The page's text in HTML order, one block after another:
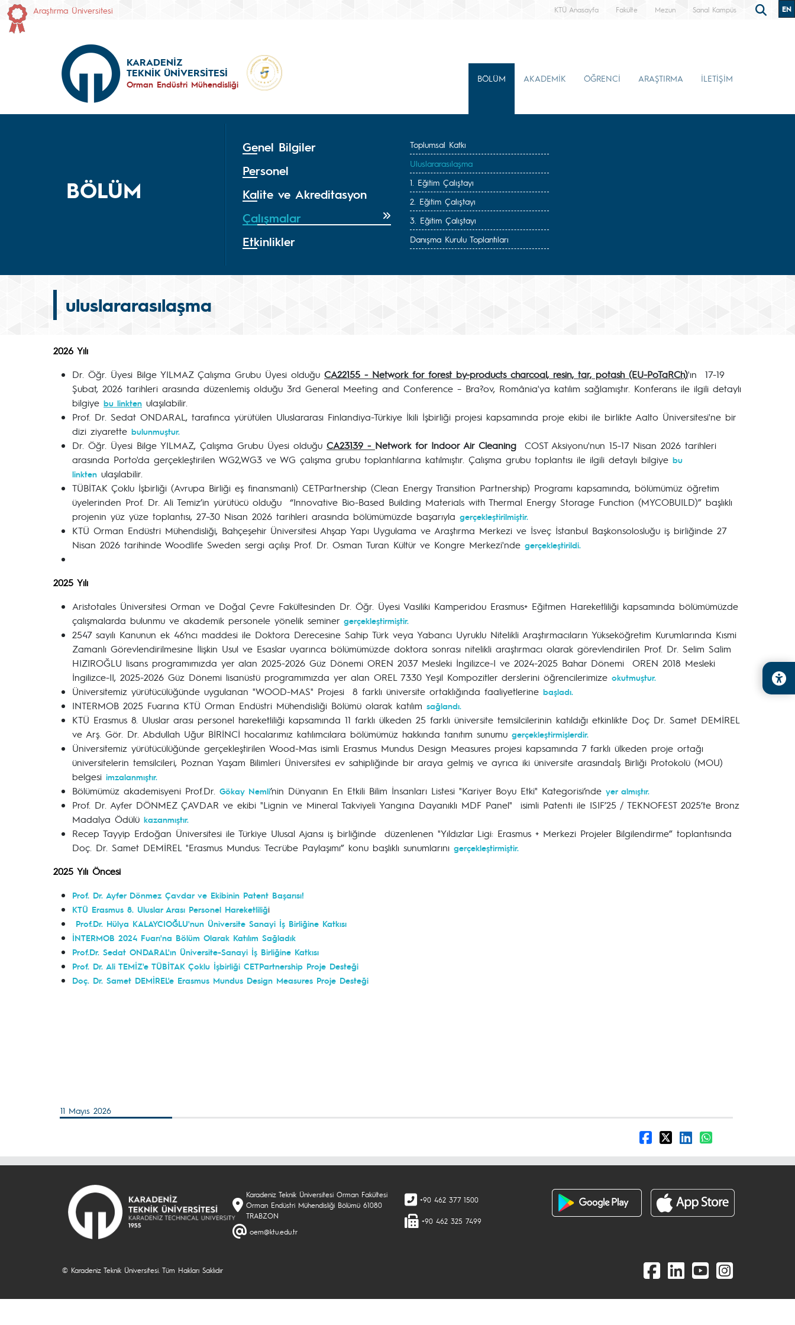
Araştırma Üniversitesi KTÜ Anasayfa Fakülte Mezun Sanal Kampüs EN
KARADENİZ
TEKNİK ÜNİVERSİTESİ
Orman Endüstri Mühendisliği
BÖLÜM AKADEMİK ÖĞRENCİ ARAŞTIRMA İLETİŞİM
BÖLÜM
Genel Bilgiler
Personel
Kalite ve Akreditasyon
Çalışmalar
Etkinlikler
Toplumsal Katkı
Uluslararasılaşma
1. Eğitim Çalıştayı
2. Eğitim Çalıştayı
3. Eğitim Çalıştayı
Danışma Kurulu Toplantıları
uluslararasılaşma
2026 Yılı
Dr. Öğr. Üyesi Bilge YILMAZ Çalışma Grubu Üyesi olduğu CA22155 - Network for forest by-products charcoal, resin, tar, potash (EU-PoTaRCh)'ın 17-19
Şubat, 2026 tarihleri arasında düzenlemiş olduğu 3rd General Meeting and Conference – Bra?ov, România'ya katılım sağlamıştır. Konferans ile ilgili detaylı
bilgiye bu linkten ulaşılabilir.
Prof. Dr. Sedat ONDARAL, tarafınca yürütülen Uluslararası Finlandiya-Türkiye İkili İşbirliği projesi kapsamında proje ekibi ile birlikte Aalto Üniversitesi'ne bir
dizi ziyarette bulunmuştur.
Dr. Öğr. Üyesi Bilge YILMAZ, Çalışma Grubu Üyesi olduğu CA23139 - Network for Indoor Air Cleaning COST Aksiyonu'nun 15-17 Nisan 2026 tarihleri
arasında Porto'da gerçekleştirilen WG2,WG3 ve WG çalışma grubu toplantılarına katılmıştır. Çalışma grubu toplantısı ile ilgili detaylı bilgiye bu
linkten ulaşılabilir.
TÜBİTAK Çoklu İşbirliği (Avrupa Birliği eş finansmanlı) CETPartnership (Clean Energy Transition Partnership) Programı kapsamında, bölümümüz öğretim
üyelerinden Prof. Dr. Ali Temiz’in yürütücü olduğu “Innovative Bio-Based Building Materials with Thermal Energy Storage Function (MYCOBUILD)” başlıklı
projenin yüz yüze toplantısı, 27–30 Nisan 2026 tarihleri arasında bölümümüzde başarıyla gerçekleştirilmiştir.
KTÜ Orman Endüstri Mühendisliği, Bahçeşehir Üniversitesi Ahşap Yapı Uygulama ve Araştırma Merkezi ve İsveç İstanbul Başkonsolosluğu iş birliğinde 27
Nisan 2026 tarihinde Woodlife Sweden sergi açılışı Prof. Dr. Osman Turan Kültür ve Kongre Merkezi'nde gerçekleştirildi.
2025 Yılı
Aristotales Üniversitesi Orman ve Doğal Çevre Fakültesinden Dr. Öğr. Üyesi Vasiliki Kamperidou Erasmus+ Eğitmen Hareketliliği kapsamında bölümümüzde
çalışmalarda bulunmu ve akademik personele yönelik seminer gerçekleştirmiştir.
2547 sayılı Kanunun ek 46’ncı maddesi ile Doktora Derecesine Sahip Türk veya Yabancı Uyruklu Nitelikli Araştırmacıların Yükseköğretim Kurumlarında Kısmi
Zamanlı Görevlendirilmesine İlişkin Usul ve Esaslar uyarınca bölümümüzde doktora sonrası nitelikli araştırmacı olarak görevlendirilen Prof. Dr. Selim Salim
HIZIROĞLU lisans programımızda yer alan 2025-2026 Güz Dönemi OREN 2037 Mesleki İngilizce-I ve 2024-2025 Bahar Dönemi OREN 2018 Mesleki
İngilizce-II, 2025-2026 Güz Dönemi lisanüstü programımızda yer alan OREL 7330 Yeşil Kompozitler derslerini öğrencilerimize okutmuştur.
Üniversitemiz yürütücülüğünde uygulanan "WOOD-MAS" Projesi 8 farklı üniversite ortaklığında faaliyetlerine başladı.
INTERMOB 2025 Fuarına KTÜ Orman Endüstri Mühendisliği Bölümü olarak katılım sağlandı.
KTÜ Erasmus 8. Uluslar arası personel hareketliliği kapsamında 11 farklı ülkeden 25 farklı üniversite temsilcilerinin katıldığı etkinlikte Doç Dr. Samet DEMİREL
ve Arş. Gör. Dr. Abdullah Uğur BİRİNCİ hocalarımız katılımcılara bölümümüz hakkında tanıtım sunumu gerçekleştirmişlerdir.
Üniversitemiz yürütücülüğünde gerçekleştirilen Wood-Mas isimli Erasmus Mundus Design Measures projesi kapsamında 7 farklı ülkeden proje ortağı
üniversitelerin temsilcileri, Poznan Yaşam Bilimleri Üniversitesi ev sahipliğinde bir araya gelmiş ve ayrıca iki üniversite arasındaİş Birliği Protokolü (MOU)
belgesi imzalanmıştır.
Bölümümüz akademisyeni Prof.Dr. Gökay Nemli’nin Dünyanın En Etkili Bilim İnsanları Listesi "Kariyer Boyu Etki" Kategorisi’nde yer almıştır.
Prof. Dr. Ayfer DÖNMEZ ÇAVDAR ve ekibi "Lignin ve Mineral Takviyeli Yangına Dayanıklı MDF Panel" isimli Patenti ile ISIF’25 / TEKNOFEST 2025’te Bronz
Madalya Ödülü kazanmıştır.
Recep Tayyip Erdoğan Üniversitesi ile Türkiye Ulusal Ajansı iş birliğinde düzenlenen "Yıldızlar Ligi: Erasmus + Merkezi Projeler Bilgilendirme” toplantısında
Doç. Dr. Samet DEMİREL "Erasmus Mundus: Tecrübe Paylaşımı” konu başlıklı sunumlarını gerçekleştirmiştir.
2025 Yılı Öncesi
Prof. Dr. Ayfer Dönmez Çavdar ve Ekibinin Patent Başarısı!
KTÜ Erasmus 8. Uluslar Arası Personel Hareketliliği
Prof.Dr. Hülya KALAYCIOĞLU'nun Üniversite Sanayi İş Birliğine Katkısı
İNTERMOB 2024 Fuarı'na Bölüm Olarak Katılım Sağladık
Prof.Dr. Sedat ONDARAL'ın Üniversite-Sanayi İş Birliğine Katkısı
Prof. Dr. Ali TEMİZ'e TÜBİTAK Çoklu İşbirliği CETPartnership Proje Desteği
Doç. Dr. Samet DEMİREL'e Erasmus Mundus Design Measures Proje Desteği
11 Mayıs 2026
Karadeniz Teknik Üniversitesi Orman Fakültesi
Orman Endüstri Mühendisliği Bölümü 61080
TRABZON
oem@ktu.edu.tr
+90 462 377 1500
+90 462 325 7499
© Karadeniz Teknik Üniversitesi. Tüm Hakları Saklıdır